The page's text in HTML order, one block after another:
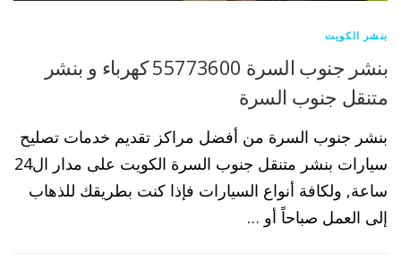
بنشر الكويت
بنشر جنوب السرة 55773600 كهرباء و بنشر
متنقل جنوب السرة
بنشر جنوب السرة من أفضل مراكز تقديم خدمات تصليح
سيارات بنشر متنقل جنوب السرة الكويت على مدار ال24
ساعة, ولكافة أنواع السيارات فإذا كنت بطريقك للذهاب
إلى العمل صباحاً أو …